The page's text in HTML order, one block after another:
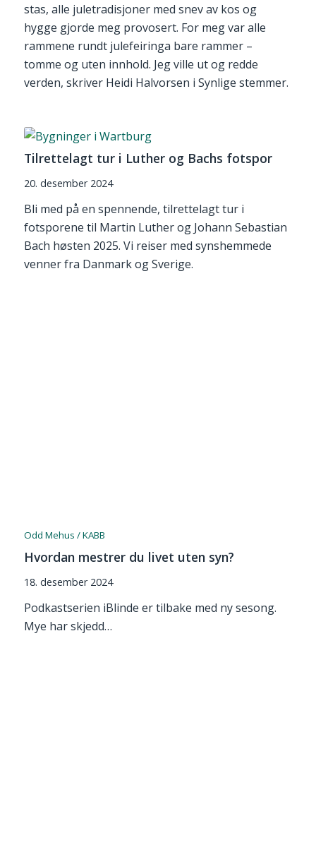
stas, alle juletradisjoner med snev av kos og
hygge gjorde meg provosert. For meg var alle
rammene rundt julefeiringa bare rammer –
tomme og uten innhold. Jeg ville ut og redde
verden, skriver Heidi Halvorsen i Synlige stemmer.
Tilrettelagt tur i Luther og Bachs fotspor
20. desember 2024
Bli med på en spennende, tilrettelagt tur i
fotsporene til Martin Luther og Johann Sebastian
Bach høsten 2025. Vi reiser med synshemmede
venner fra Danmark og Sverige.
Odd Mehus / KABB
Hvordan mestrer du livet uten syn?
18. desember 2024
Podkastserien iBlinde er tilbake med ny sesong.
Mye har skjedd…